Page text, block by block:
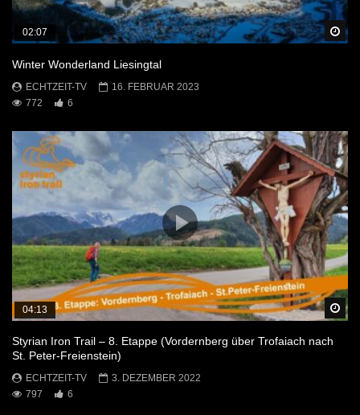
02:07
Winter Wonderland Liesingtal
ECHTZEIT-TV
16. FEBRUAR 2023
772
6
04:13
Styrian Iron Trail – 8. Etappe (Vordernberg über Trofaiach nach
St. Peter-Freienstein)
ECHTZEIT-TV
3. DEZEMBER 2022
797
6